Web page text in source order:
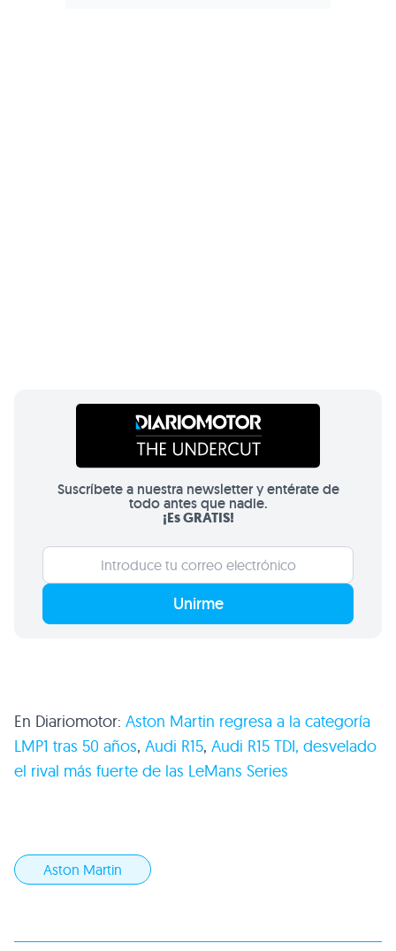
Suscríbete a nuestra newsletter y entérate de
todo antes que nadie.
¡Es GRATIS!
Unirme
En Diariomotor: Aston Martin regresa a la categoría
LMP1 tras 50 años, Audi R15, Audi R15 TDI, desvelado
el rival más fuerte de las LeMans Series
Aston Martin